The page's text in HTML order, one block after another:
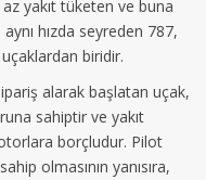
yakıt tüketen ve buna
hızda seyreden 787,
biridir.
alarak başlatan uçak,
sahiptir ve yakıt
borçludur. Pilot
olmasının yanısıra,